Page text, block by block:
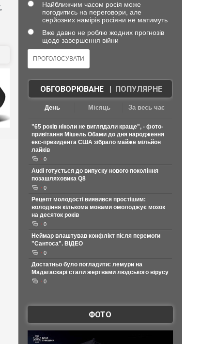
Найближчим часом росія може
погодитись на переговори, але
серйозних намірів росіяни не матимуть
Вже давно не роблю жодних прогнозів
щодо завершення війни
ОБГОВОРЮВАНЕ| ПОПУЛЯРНЕ
День Місяць За весь час
"65 років ніколи не виглядали краще", - фото-
привітання Мішель Обами до дня народження
екс-президента США зібрало майже мільйон
лайків
0
Audi готується до випуску нового покоління
позашляховика Q8
0
Рецепт молодості виявився простішим:
володіння кількома мовами омолоджує мозок
на десяток років
0
Неймар влаштував конфлікт після перемоги
"Сантоса". ВІДЕО
0
Достатньо було погладити: лемури на
Мадагаскарі стали жертвами людського вірусу
0
ФОТО